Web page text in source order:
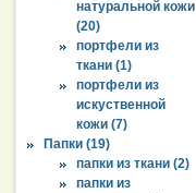
натуральной кожи
(20)
портфели из
ткани (1)
портфели из
искуственной
кожи (7)
Папки (19)
папки из ткани (2)
папки из